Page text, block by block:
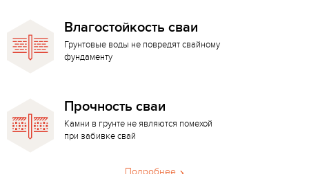
Влагостойкость сваи
Грунтовые воды не повредят свайному
фундаменту
Прочность сваи
Камни в грунте не являются помехой
при забивке свай
Подробнее